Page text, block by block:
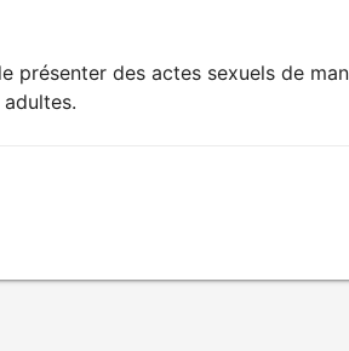
présenter des actes sexuels de